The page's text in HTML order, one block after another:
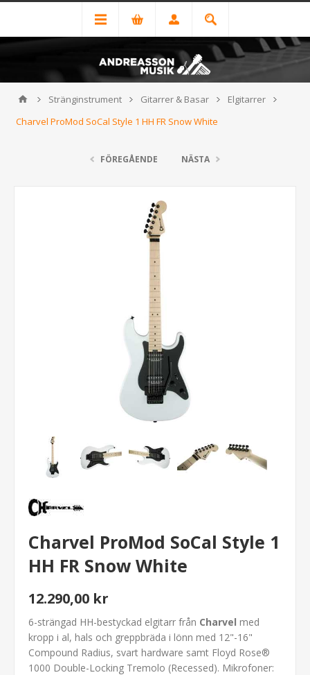
Stränginstrument Gitarrer & Basar
Elgitarrer
Charvel ProMod SoCal Style 1 HH FR Snow White
FÖREGÅENDE NÄSTA
Charvel ProMod SoCal Style 1
HH FR Snow White
12.290,00 kr
6-strängad HH-bestyckad elgitarr från Charvel med
kropp i al, hals och greppbräda i lönn med 12"-16"
Compound Radius, svart hardware samt Floyd Rose®
1000 Double-Locking Tremolo (Recessed). Mikrofoner: